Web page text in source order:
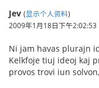
Jev (显示个人资料)
2009年1月18日下午2:02:53
Ni jam havas plurajn
Kelkfoje tiuj ideoj kaj
provos trovi iun